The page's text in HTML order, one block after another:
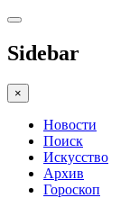
Sidebar
×
Новости
Поиск
Искусство
Архив
Гороскоп